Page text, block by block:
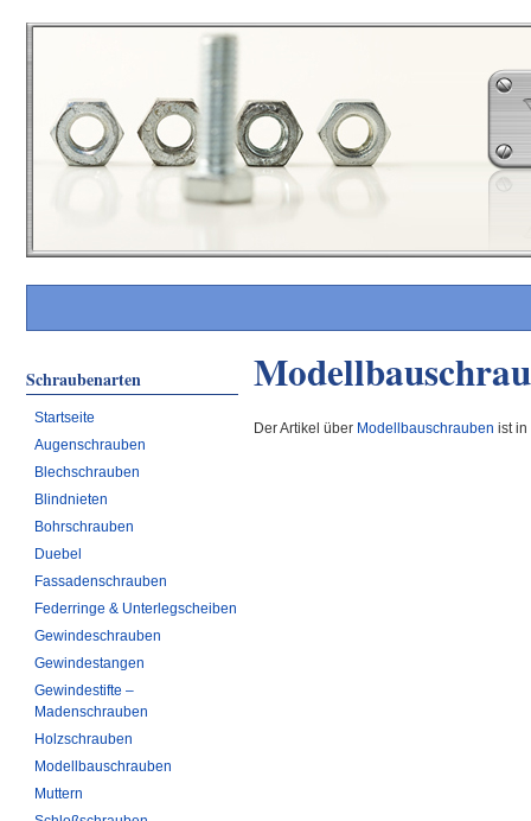
Der Artikel über Modellbauschrauben ist in
Schraubenarten
Startseite
Augenschrauben
Blechschrauben
Blindnieten
Bohrschrauben
Duebel
Fassadenschrauben
Federringe & Unterlegscheiben
Gewindeschrauben
Gewindestangen
Gewindestifte –
Madenschrauben
Holzschrauben
Modellbauschrauben
Muttern